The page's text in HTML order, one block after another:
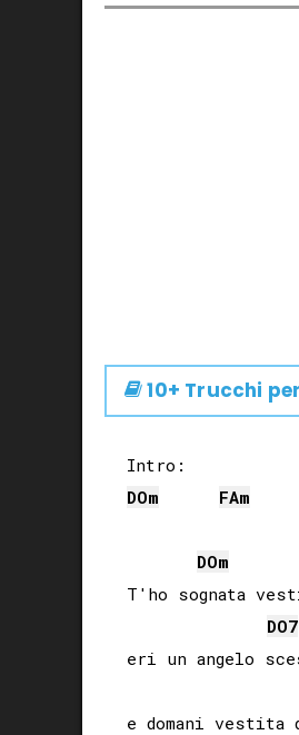
10+ Trucchi
DOm FAm
DOm
T'ho sognata
DO7
eri un angelo
e domani vestita